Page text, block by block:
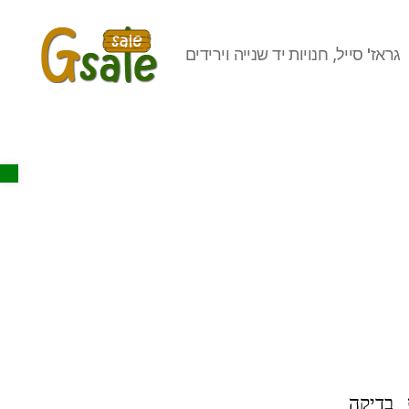
Open toolbar
גראז' סייל, חנויות יד שנייה וירידים